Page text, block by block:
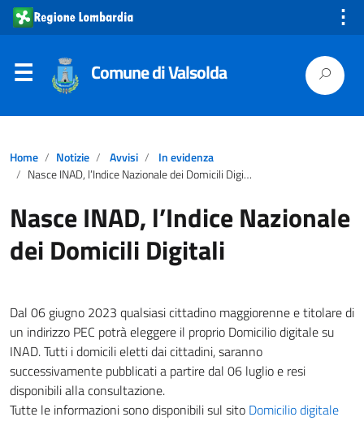
⋮
Comune di Valsolda
Home Notizie Avvisi
In evidenza
Nasce INAD, l’Indice Nazionale dei Domicili Digitali
Nasce INAD, l’Indice Nazionale
dei Domicili Digitali
Dal 06 giugno 2023 qualsiasi cittadino maggiorenne e titolare di
un indirizzo PEC potrà eleggere il proprio Domicilio digitale su
INAD. Tutti i domicili eletti dai cittadini, saranno
successivamente pubblicati a partire dal 06 luglio e resi
disponibili alla consultazione.
Tutte le informazioni sono disponibili sul sito Domicilio digitale